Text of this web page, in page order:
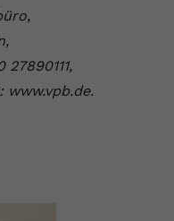
www.vpb.de.